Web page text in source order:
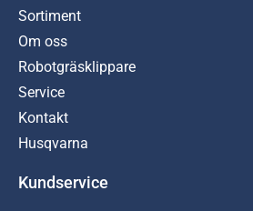
Sortiment
Om oss
Robotgräsklippare
Service
Kontakt
Husqvarna
Kundservice